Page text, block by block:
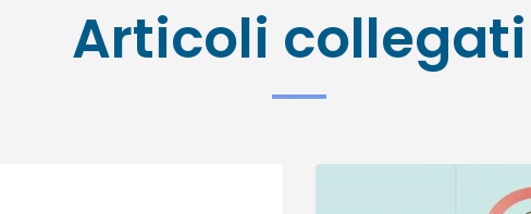
Articoli collegati